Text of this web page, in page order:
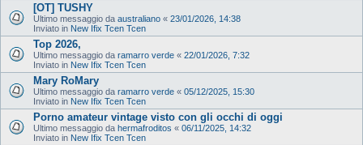
[OT] TUSHY
Ultimo messaggio da australiano « 23/01/2026, 14:38
Inviato in New Ifix Tcen Tcen
Top 2026,
Ultimo messaggio da ramarro verde « 22/01/2026, 7:32
Inviato in New Ifix Tcen Tcen
Mary RoMary
Ultimo messaggio da ramarro verde « 05/12/2025, 15:30
Inviato in New Ifix Tcen Tcen
Porno amateur vintage visto con gli occhi di oggi
Ultimo messaggio da hermafroditos « 06/11/2025, 14:32
Inviato in New Ifix Tcen Tcen